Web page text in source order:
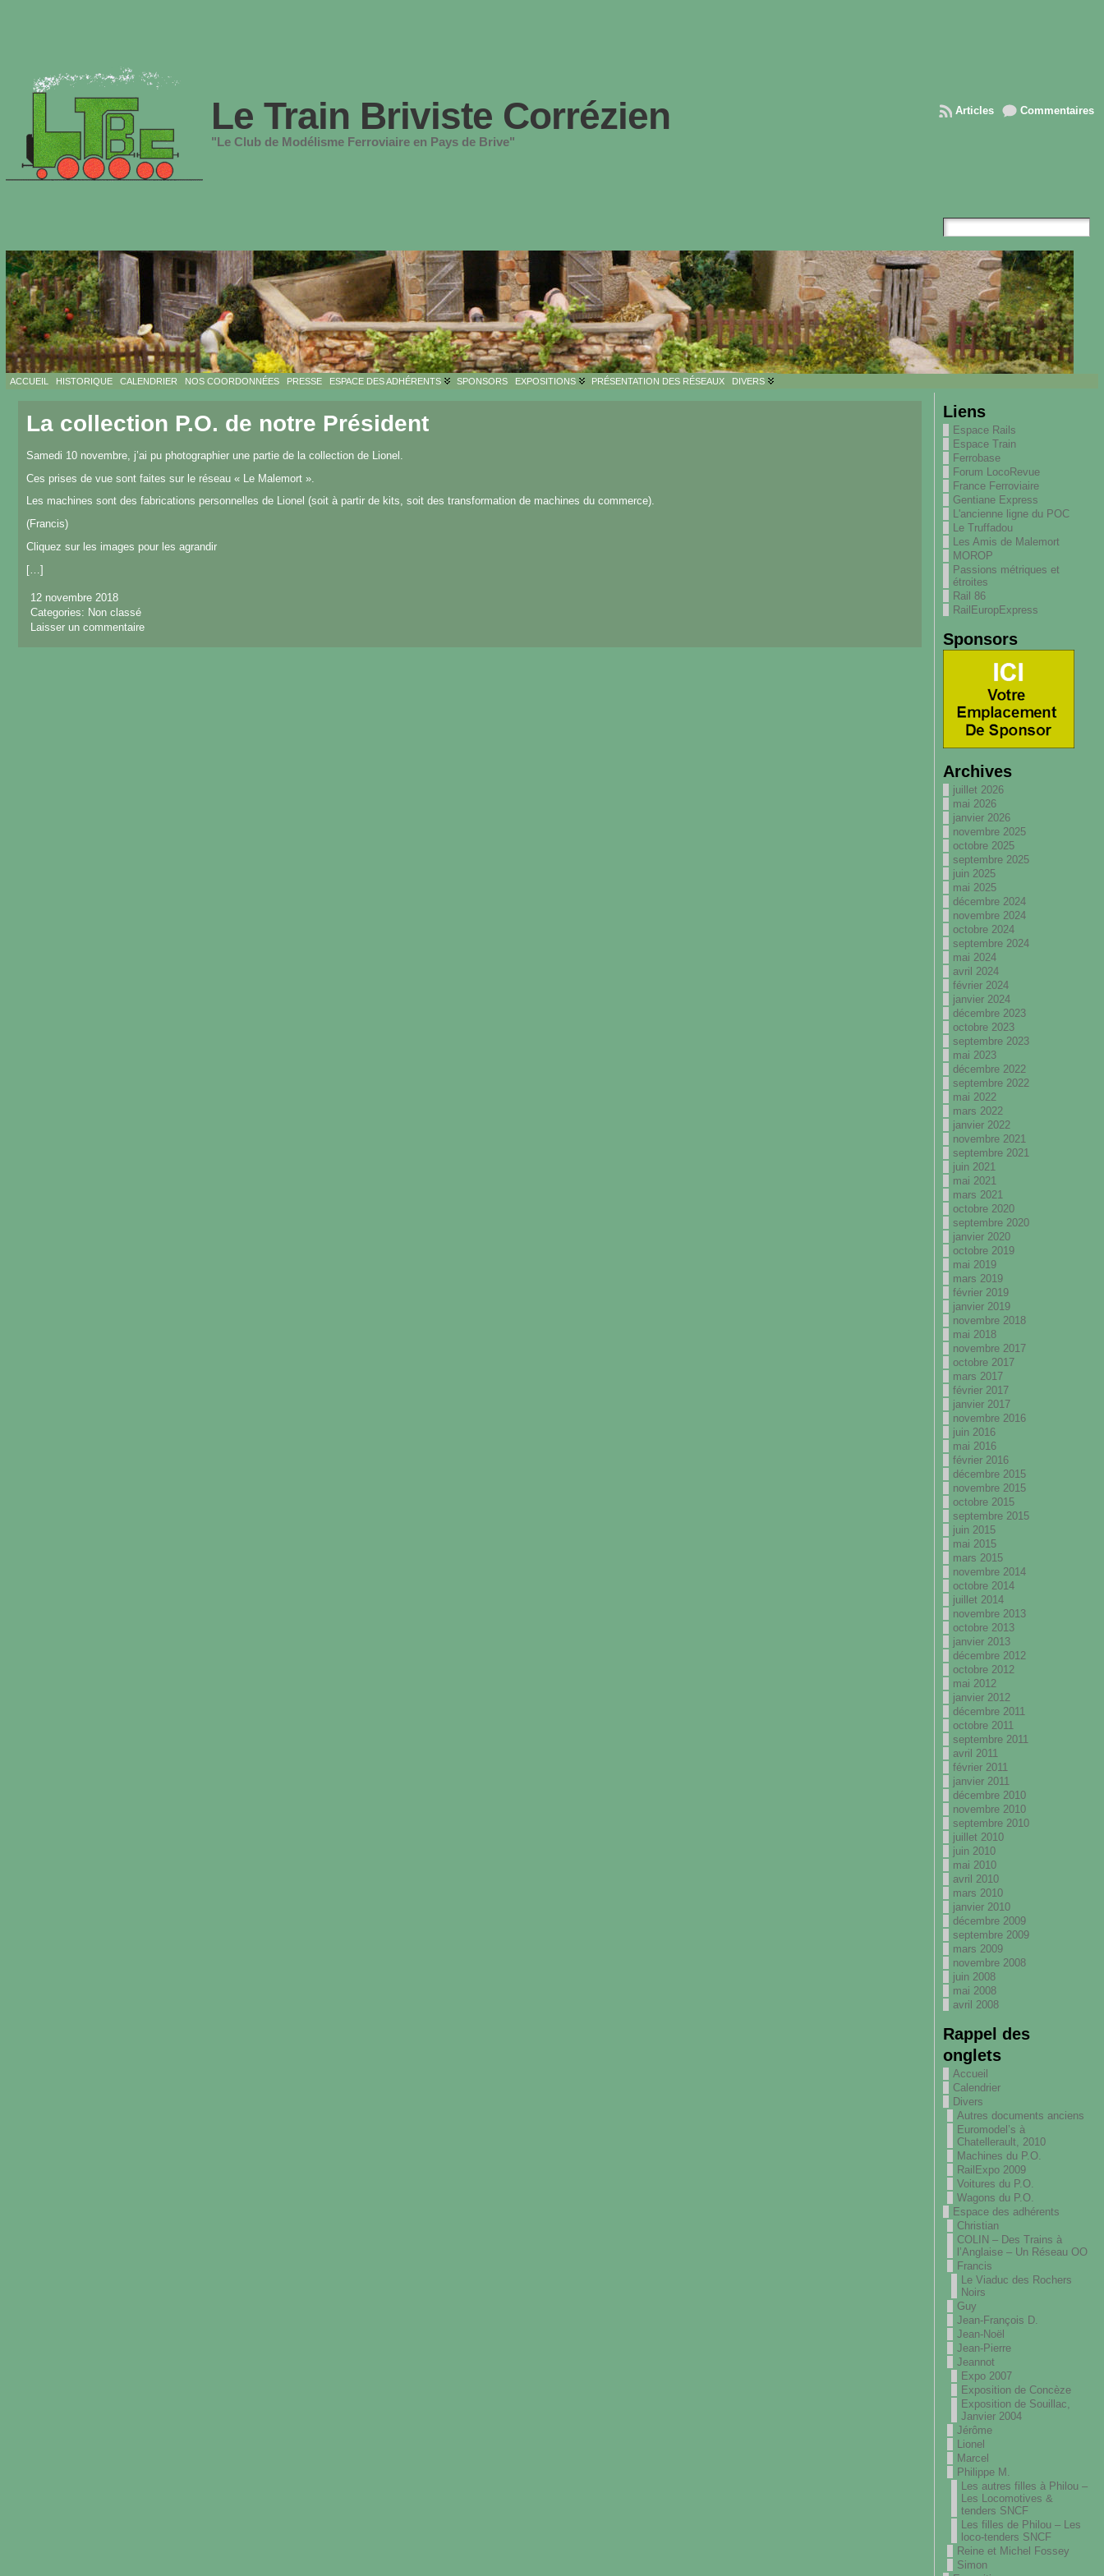
Le Train Briviste Corrézien
"Le Club de Modélisme Ferroviaire en Pays de Brive"
Commentaires
Articles
ACCUEIL HISTORIQUE CALENDRIER NOS COORDONNÉES PRESSE ESPACE DES ADHÉRENTS SPONSORS EXPOSITIONS PRÉSENTATION DES RÉSEAUX DIVERS
La collection P.O. de notre Président
Samedi 10 novembre, j’ai pu photographier une partie de la collection de Lionel.
Ces prises de vue sont faites sur le réseau « Le Malemort ».
Les machines sont des fabrications personnelles de Lionel (soit à partir de kits, soit des transformation de machines du commerce).
(Francis)
Cliquez sur les images pour les agrandir
[…]
12 novembre 2018
Categories: Non classé
Laisser un commentaire
Liens
Espace Rails
Espace Train
Ferrobase
Forum LocoRevue
France Ferroviaire
Gentiane Express
L'ancienne ligne du POC
Le Truffadou
Les Amis de Malemort
MOROP
Passions métriques et
étroites
Rail 86
RailEuropExpress
Sponsors
Archives
juillet 2026
mai 2026
janvier 2026
novembre 2025
octobre 2025
septembre 2025
juin 2025
mai 2025
décembre 2024
novembre 2024
octobre 2024
septembre 2024
mai 2024
avril 2024
février 2024
janvier 2024
décembre 2023
octobre 2023
septembre 2023
mai 2023
décembre 2022
septembre 2022
mai 2022
mars 2022
janvier 2022
novembre 2021
septembre 2021
juin 2021
mai 2021
mars 2021
octobre 2020
septembre 2020
janvier 2020
octobre 2019
mai 2019
mars 2019
février 2019
janvier 2019
novembre 2018
mai 2018
novembre 2017
octobre 2017
mars 2017
février 2017
janvier 2017
novembre 2016
juin 2016
mai 2016
février 2016
décembre 2015
novembre 2015
octobre 2015
septembre 2015
juin 2015
mai 2015
mars 2015
novembre 2014
octobre 2014
juillet 2014
novembre 2013
octobre 2013
janvier 2013
décembre 2012
octobre 2012
mai 2012
janvier 2012
décembre 2011
octobre 2011
septembre 2011
avril 2011
février 2011
janvier 2011
décembre 2010
novembre 2010
septembre 2010
juillet 2010
juin 2010
mai 2010
avril 2010
mars 2010
janvier 2010
décembre 2009
septembre 2009
mars 2009
novembre 2008
juin 2008
mai 2008
avril 2008
Rappel des
onglets
Accueil
Calendrier
Divers
Autres documents anciens
Euromodel’s à
Chatellerault, 2010
Machines du P.O.
RailExpo 2009
Voitures du P.O.
Wagons du P.O.
Espace des adhérents
Christian
COLIN – Des Trains à
l’Anglaise – Un Réseau OO
Francis
Le Viaduc des Rochers
Noirs
Guy
Jean-François D.
Jean-Noël
Jean-Pierre
Jeannot
Expo 2007
Exposition de Concèze
Exposition de Souillac,
Janvier 2004
Jérôme
Lionel
Marcel
Philippe M.
Les autres filles à Philou –
Les Locomotives &
tenders SNCF
Les filles de Philou – Les
loco-tenders SNCF
Reine et Michel Fossey
Simon